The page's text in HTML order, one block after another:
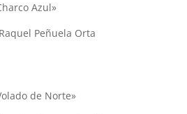
Azul»
Peñuela Orta
de Norte»